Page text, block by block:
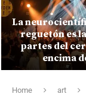
La
reguetón es
partes del
encima
Home art